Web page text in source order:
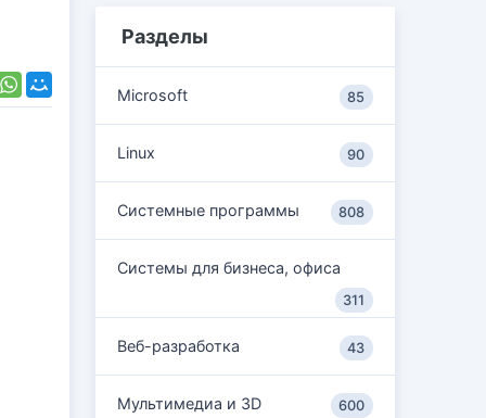
Разделы
Microsoft 85
Linux 90
Системные программы 808
Системы для бизнеса, офиса
311
Веб-разработка 43
Мультимедиа и 3D 600